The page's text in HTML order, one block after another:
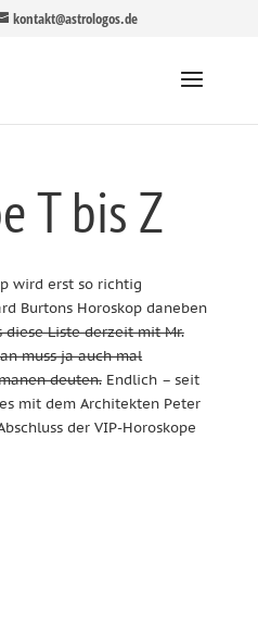
kontakt@astrologos.de
T bis Z
wird erst so richtig
Burtons Horoskop daneben
diese Liste derzeit mit Mr.
muss ja auch mal
deuten.Endlich – seit
mit dem Architekten Peter
der VIP-Horoskope